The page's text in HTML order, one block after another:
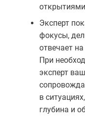
Эксперт
фокусы,
отвечает
При
эксперт
в
глубина и